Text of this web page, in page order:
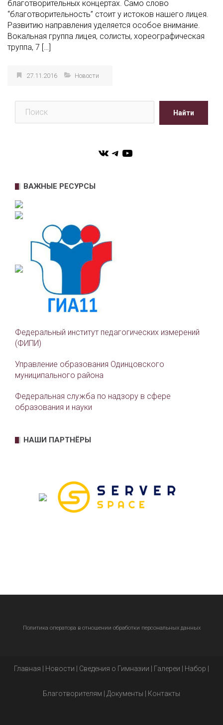
благотворительных концертах. Само слово
“благотворительность” стоит у истоков нашего лицея.
Развитию направления уделяется особое внимание.
Вокальная группа лицея, солисты, хореографическая
труппа, 7 […]
27.11.2016 Новости
Поиск
Найти
VKTelegram
YouTube
ВАЖНЫЕ РЕСУРСЫ
Федеральный институт педагогических измерений
(ФИПИ)
Управление образования Одинцовского
муниципального района
Федеральная служба по надзору в сфере
образования и науки
НАШИ ПАРТНЁРЫ
Политика оператора в отношении обработки персональных данных
Главная | Новости | Сведения о Гимназии | Галереи | Набор |
Благотворителям | Документы | Контакты